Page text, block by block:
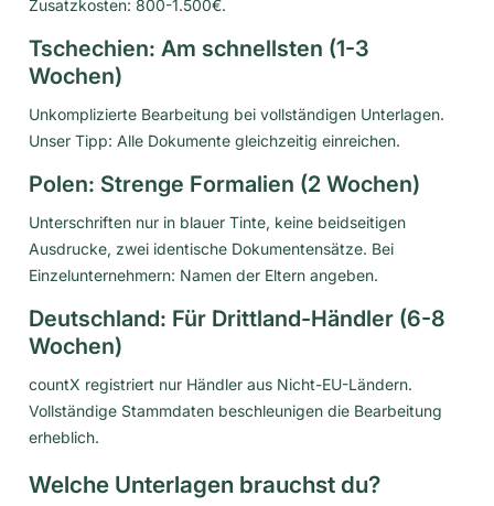
Zusatzkosten: 800-1.500€.
Tschechien: Am schnellsten (1-3
Wochen)
Unkomplizierte Bearbeitung bei vollständigen Unterlagen.
Unser Tipp: Alle Dokumente gleichzeitig einreichen.
Polen: Strenge Formalien (2 Wochen)
Unterschriften nur in blauer Tinte, keine beidseitigen
Ausdrucke, zwei identische Dokumentensätze. Bei
Einzelunternehmern: Namen der Eltern angeben.
Deutschland: Für Drittland-Händler (6-8
Wochen)
countX registriert nur Händler aus Nicht-EU-Ländern.
Vollständige Stammdaten beschleunigen die Bearbeitung
erheblich.
Welche Unterlagen brauchst du?